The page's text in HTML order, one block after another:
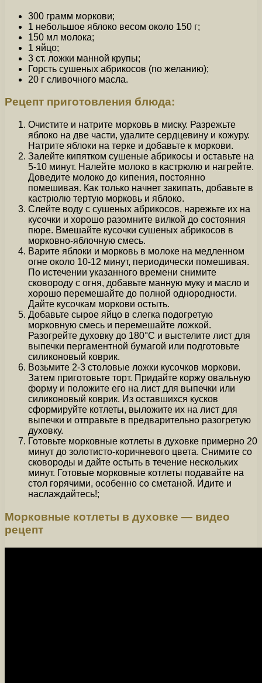
300 грамм моркови;
1 небольшое яблоко весом около 150 г;
150 мл молока;
1 яйцо;
3 ст. ложки манной крупы;
Горсть сушеных абрикосов (по желанию);
20 г сливочного масла.
Рецепт приготовления блюда:
Очистите и натрите морковь в миску. Разрежьте
яблоко на две части, удалите сердцевину и кожуру.
Натрите яблоки на терке и добавьте к моркови.
Залейте кипятком сушеные абрикосы и оставьте на
5-10 минут. Налейте молоко в кастрюлю и нагрейте.
Доведите молоко до кипения, постоянно
помешивая. Как только начнет закипать, добавьте в
кастрюлю тертую морковь и яблоко.
Слейте воду с сушеных абрикосов, нарежьте их на
кусочки и хорошо разомните вилкой до состояния
пюре. Вмешайте кусочки сушеных абрикосов в
морковно-яблочную смесь.
Варите яблоки и морковь в молоке на медленном
огне около 10-12 минут, периодически помешивая.
По истечении указанного времени снимите
сковороду с огня, добавьте манную муку и масло и
хорошо перемешайте до полной однородности.
Дайте кусочкам моркови остыть.
Добавьте сырое яйцо в слегка подогретую
морковную смесь и перемешайте ложкой.
Разогрейте духовку до 180°C и выстелите лист для
выпечки пергаментной бумагой или подготовьте
силиконовый коврик.
Возьмите 2-3 столовые ложки кусочков моркови.
Затем приготовьте торт. Придайте коржу овальную
форму и положите его на лист для выпечки или
силиконовый коврик. Из оставшихся кусков
сформируйте котлеты, выложите их на лист для
выпечки и отправьте в предварительно разогретую
духовку.
Готовьте морковные котлеты в духовке примерно 20
минут до золотисто-коричневого цвета. Снимите со
сковороды и дайте остыть в течение нескольких
минут. Готовые морковные котлеты подавайте на
стол горячими, особенно со сметаной. Идите и
наслаждайтесь!;
Морковные котлеты в духовке — видео
рецепт